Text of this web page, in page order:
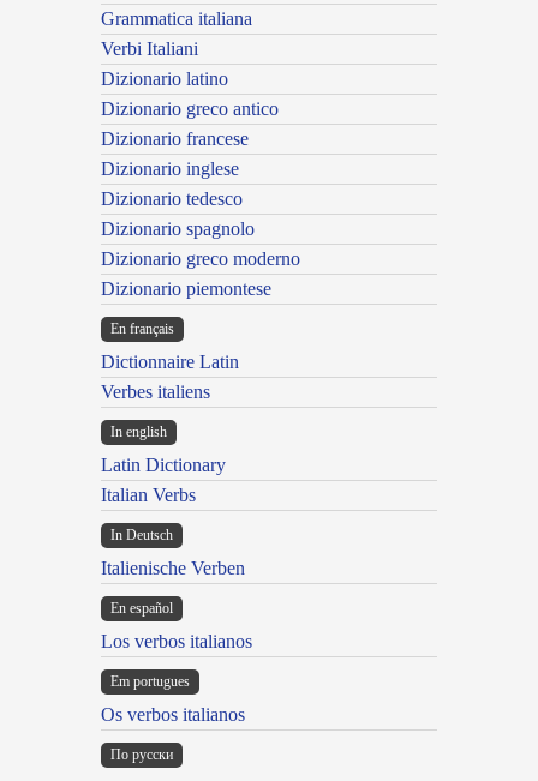
Grammatica italiana
Verbi Italiani
Dizionario latino
Dizionario greco antico
Dizionario francese
Dizionario inglese
Dizionario tedesco
Dizionario spagnolo
Dizionario greco moderno
Dizionario piemontese
En français
Dictionnaire Latin
Verbes italiens
In english
Latin Dictionary
Italian Verbs
In Deutsch
Italienische Verben
En español
Los verbos italianos
Em portugues
Os verbos italianos
По русски